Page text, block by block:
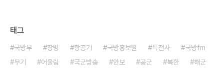
태그
국방부 장병 항공기 국방홍보원 특전사
국방fm
무기
어울림 국군방송 안보 공군 북한
해군